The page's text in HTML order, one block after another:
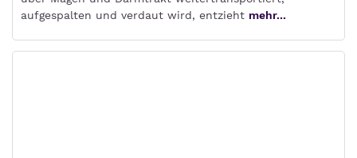
aufgespalten und verdaut wird, entzieht mehr...